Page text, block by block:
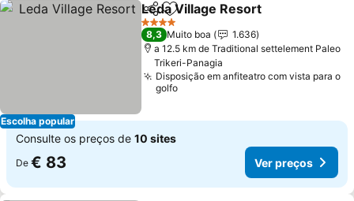
Escolha popular
PartilharAdicionar aos favoritos
Leda Village Resort
4 Estrelas
8,3 Muito boa
1.636
a 12.5 km de Traditional settelement Paleo
Trikeri-Panagia
Disposição em anfiteatro com vista para o
golfo
Consulte os preços de 10 sites
De € 83 Ver preços